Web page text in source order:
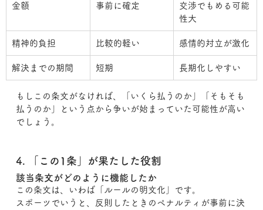
金額 事前に確定
交渉でもめる可能
性大
精神的負担 比較的軽い 感情的対立が激化
解決までの期間 短期 長期化しやすい
もしこの条文がなければ、「いくら払うのか」「そもそも
払うのか」という点から争いが始まっていた可能性が高い
でしょう。
4. 「この1条」が果たした役割
該当条文がどのように機能したか
この条文は、いわば「ルールの明文化」です。
スポーツでいうと、反則したときのペナルティが事前に決